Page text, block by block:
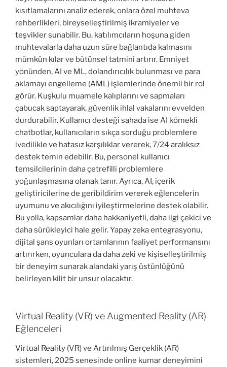
kısıtlamalarını analiz ederek, onlara özel muhteva
rehberlikleri, bireyselleştirilmiş ikramiyeler ve
teşvikler sunabilir. Bu, katılımcıların hoşuna giden
muhtevalarla daha uzun süre bağlantıda kalmasını
mümkün kılar ve bütünsel tatmini artırır. Emniyet
yönünden, AI ve ML, dolandırıcılık bulunması ve para
aklamayı engelleme (AML) işlemlerinde önemli bir rol
görür. Kuşkulu muamele kalıplarını ve sapmaları
çabucak saptayarak, güvenlik ihlal vakalarını evvelden
durdurabilir. Kullanıcı desteği sahada ise AI kömekli
chatbotlar, kullanıcıların sıkça sorduğu problemlere
ivedilikle ve hatasız karşılıklar vererek, 7/24 aralıksız
destek temin edebilir. Bu, personel kullanıcı
temsilcilerinin daha çetrefilli problemlere
yoğunlaşmasına olanak tanır. Ayrıca, AI, içerik
geliştiricilerine de geribildirim vererek eğlencelerin
uyumunu ve akıcılığını iyileştirmelerine destek olabilir.
Bu yolla, kapsamlar daha hakkaniyetli, daha ilgi çekici ve
daha sürükleyici hale gelir. Yapay zeka entegrasyonu,
dijital şans oyunları ortamlarının faaliyet performansını
artırırken, oyunculara da daha zeki ve kişiselleştirilmiş
bir deneyim sunarak alandaki yarış üstünlüğünü
belirleyen kilit bir unsur olacaktır.
Virtual Reality (VR) ve Augmented Reality (AR)
Eğlenceleri
Virtual Reality (VR) ve Artırılmış Gerçeklik (AR)
sistemleri, 2025 senesinde online kumar deneyimini